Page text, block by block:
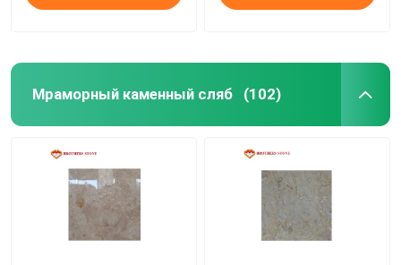
Мраморный каменный сляб (102)